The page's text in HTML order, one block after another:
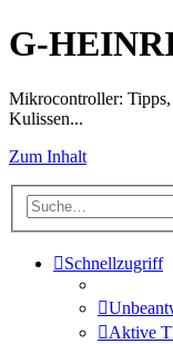
G-
Mikrocontroller:
Kulissen...
Zum Inhalt
Schnellzugriff
Aktive